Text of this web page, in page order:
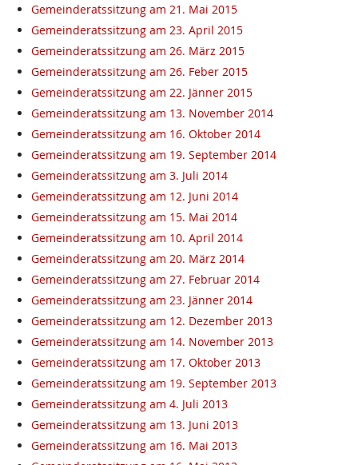
Gemeinderatssitzung am 21. Mai 2015
Gemeinderatssitzung am 23. April 2015
Gemeinderatssitzung am 26. März 2015
Gemeinderatssitzung am 26. Feber 2015
Gemeinderatssitzung am 22. Jänner 2015
Gemeinderatssitzung am 13. November 2014
Gemeinderatssitzung am 16. Oktober 2014
Gemeinderatssitzung am 19. September 2014
Gemeinderatssitzung am 3. Juli 2014
Gemeinderatssitzung am 12. Juni 2014
Gemeinderatssitzung am 15. Mai 2014
Gemeinderatssitzung am 10. April 2014
Gemeinderatssitzung am 20. März 2014
Gemeinderatssitzung am 27. Februar 2014
Gemeinderatssitzung am 23. Jänner 2014
Gemeinderatssitzung am 12. Dezember 2013
Gemeinderatssitzung am 14. November 2013
Gemeinderatssitzung am 17. Oktober 2013
Gemeinderatssitzung am 19. September 2013
Gemeinderatssitzung am 4. Juli 2013
Gemeinderatssitzung am 13. Juni 2013
Gemeinderatssitzung am 16. Mai 2013